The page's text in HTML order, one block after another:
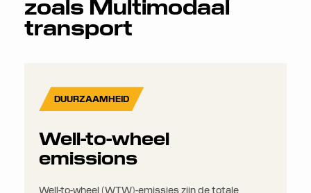
zoals Multimodaal
transport
DUURZAAMHEID
Well-to-wheel
emissions
Well-to-wheel (WTW)-emissies zijn de totale